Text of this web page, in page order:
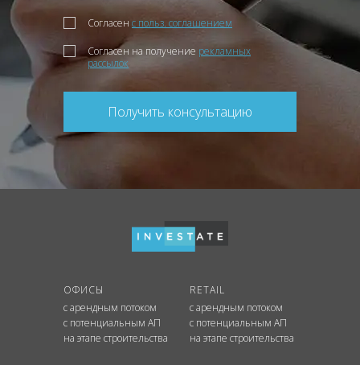
Согласен с польз. соглашением
Согласен на получение рекламных
рассылок
Получить консультацию
ОФИСЫ
с арендным потоком
с потенциальным АП
на этапе строительства
RETAIL
с арендным потоком
с потенциальным АП
на этапе строительства